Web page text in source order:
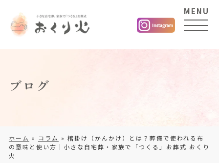
MENU
ブログ
ホーム » コラム » 棺掛け（かんかけ）とは？葬儀で使われる布
の意味と使い方｜小さな自宅葬・家族で「つくる」お葬式 おくり
火